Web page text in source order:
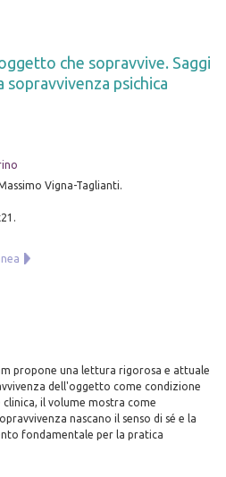
che sopravvive. Saggi
sopravvivenza psichica
Vigna-Taglianti.
propone una lettura rigorosa e attuale
dell'oggetto come condizione
il volume mostra come
nascano il senso di sé e la
fondamentale per la pratica